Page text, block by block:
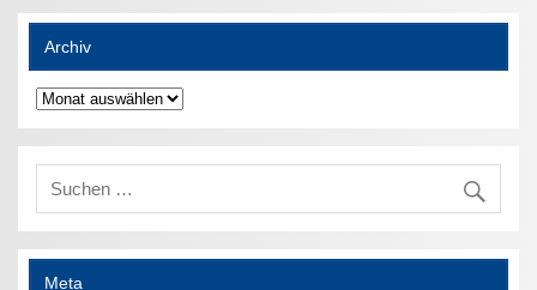
Archiv
Archiv
Meta